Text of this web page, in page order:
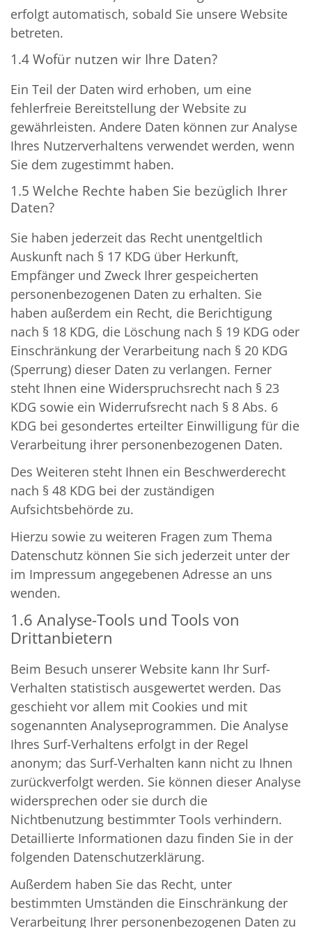
erfolgt automatisch, sobald Sie unsere Website
betreten.
1.4 Wofür nutzen wir Ihre Daten?
Ein Teil der Daten wird erhoben, um eine
fehlerfreie Bereitstellung der Website zu
gewährleisten. Andere Daten können zur Analyse
Ihres Nutzerverhaltens verwendet werden, wenn
Sie dem zugestimmt haben.
1.5 Welche Rechte haben Sie bezüglich Ihrer
Daten?
Sie haben jederzeit das Recht unentgeltlich
Auskunft nach § 17 KDG über Herkunft,
Empfänger und Zweck Ihrer gespeicherten
personenbezogenen Daten zu erhalten. Sie
haben außerdem ein Recht, die Berichtigung
nach § 18 KDG, die Löschung nach § 19 KDG oder
Einschränkung der Verarbeitung nach § 20 KDG
(Sperrung) dieser Daten zu verlangen. Ferner
steht Ihnen eine Widerspruchsrecht nach § 23
KDG sowie ein Widerrufsrecht nach § 8 Abs. 6
KDG bei gesondertes erteilter Einwilligung für die
Verarbeitung ihrer personenbezogenen Daten.
Des Weiteren steht Ihnen ein Beschwerderecht
nach § 48 KDG bei der zuständigen
Aufsichtsbehörde zu.
Hierzu sowie zu weiteren Fragen zum Thema
Datenschutz können Sie sich jederzeit unter der
im Impressum angegebenen Adresse an uns
wenden.
1.6 Analyse-Tools und Tools von
Drittanbietern
Beim Besuch unserer Website kann Ihr Surf-
Verhalten statistisch ausgewertet werden. Das
geschieht vor allem mit Cookies und mit
sogenannten Analyseprogrammen. Die Analyse
Ihres Surf-Verhaltens erfolgt in der Regel
anonym; das Surf-Verhalten kann nicht zu Ihnen
zurückverfolgt werden. Sie können dieser Analyse
widersprechen oder sie durch die
Nichtbenutzung bestimmter Tools verhindern.
Detaillierte Informationen dazu finden Sie in der
folgenden Datenschutzerklärung.
Außerdem haben Sie das Recht, unter
bestimmten Umständen die Einschränkung der
Verarbeitung Ihrer personenbezogenen Daten zu